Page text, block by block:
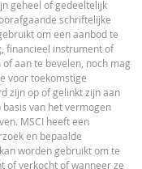
adviseur, accountant of
een fiduciaire verplichting
in verband met eventuele
of andere
voor beleggingsadvies
de getoonde koersen zijn
wordt de juistheid of
biedt geen garanties
en aanvaardt geen
geheel of gedeeltelijk
schriftelijke
om een aanbod te
financieel instrument of
aan te bevelen, noch mag
voor toekomstige
zijn op of gelinkt zijn aan
basis van het vermogen
MSCI heeft een
en bepaalde
worden gebruikt om te
of verkocht of wanneer ze